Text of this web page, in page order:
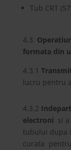
Tub CRT
4.3.
formata din
4.3.1
lucru pentru
4.3.2
electroni si a
tubului dupa
curata